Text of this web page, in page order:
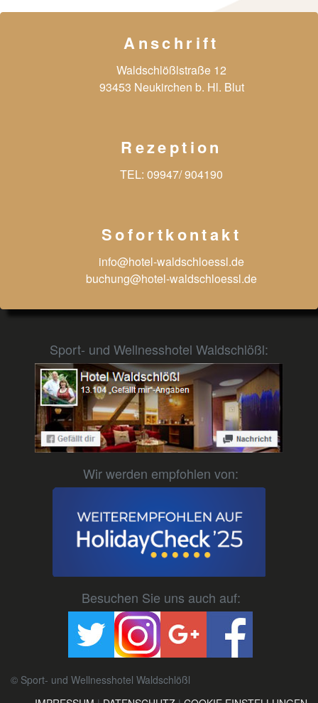
Anschrift
Waldschlößlstraße 12
93453 Neukirchen b. Hl. Blut
Rezeption
TEL: 09947/ 904190
Sofortkontakt
info@hotel-waldschloessl.de
buchung@hotel-waldschloessl.de
Sport- und Wellnesshotel Waldschlößl:
Wir werden empfohlen von:
Besuchen Sie uns auch auf:
© Sport- und Wellnesshotel Waldschlößl